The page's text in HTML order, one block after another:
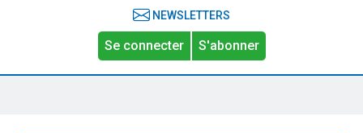
NEWSLETTERS
Se connecter S'abonner